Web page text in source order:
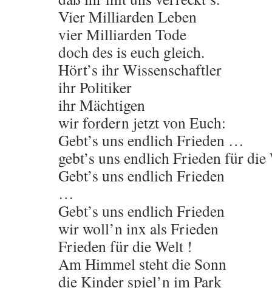
Vier Milliarden Leben
vier Milliarden Tode
doch des is euch gleich.
Hört’s ihr Wissenschaftler
ihr Politiker
ihr Mächtigen
wir fordern jetzt von Euch:
Gebt’s uns endlich Frieden …
gebt’s uns endlich Frieden für
Gebt’s uns endlich Frieden
…
Gebt’s uns endlich Frieden
wir woll’n inx als Frieden
Frieden für die Welt !
Am Himmel steht die Sonn
die Kinder spiel’n im Park